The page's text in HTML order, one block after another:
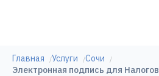
Главная Услуги
Сочи
Электронная подпись для